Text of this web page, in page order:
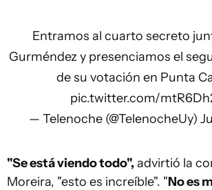
Entramos al cuarto secreto
Gurméndez y presenciamos el
de su votación en Punta
pic.twitter.com/
— Telenoche (@TelenocheUy)
"Se está viendo todo", advirtió la
Moreira, "esto es increíble". "No es